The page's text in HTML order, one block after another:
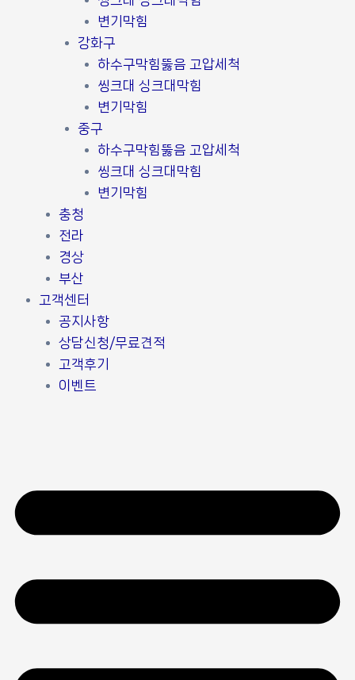
변기막힘
강화구
하수구막힘뚫음 고압세척
씽크대 싱크대막힘
변기막힘
중구
하수구막힘뚫음 고압세척
씽크대 싱크대막힘
변기막힘
충청
전라
경상
부산
고객센터
공지사항
상담신청/무료견적
고객후기
이벤트